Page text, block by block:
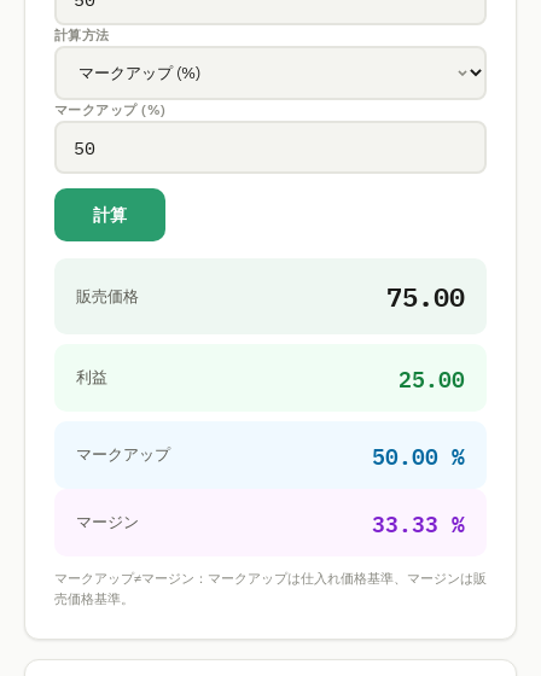
計算方法
マークアップ (%)
計算
販売価格 75.00
利益 25.00
マークアップ 50.00 %
マージン 33.33 %
マークアップ≠マージン：マークアップは仕入れ価格基準、マージンは販
売価格基準。